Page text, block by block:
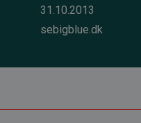
31.10.2013
sebigblue.dk